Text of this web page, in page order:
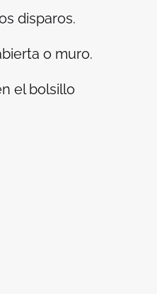
disparos.
o muro.
el bolsillo